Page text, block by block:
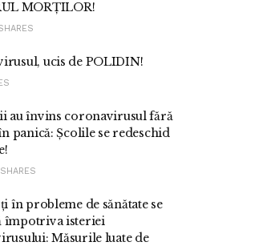
MORȚILOR!
ucis de POLIDIN!
au învins coronavirusul fără
panică: Școlile se redeschid
în probleme de sănătate se
împotriva isteriei
Măsurile luate de